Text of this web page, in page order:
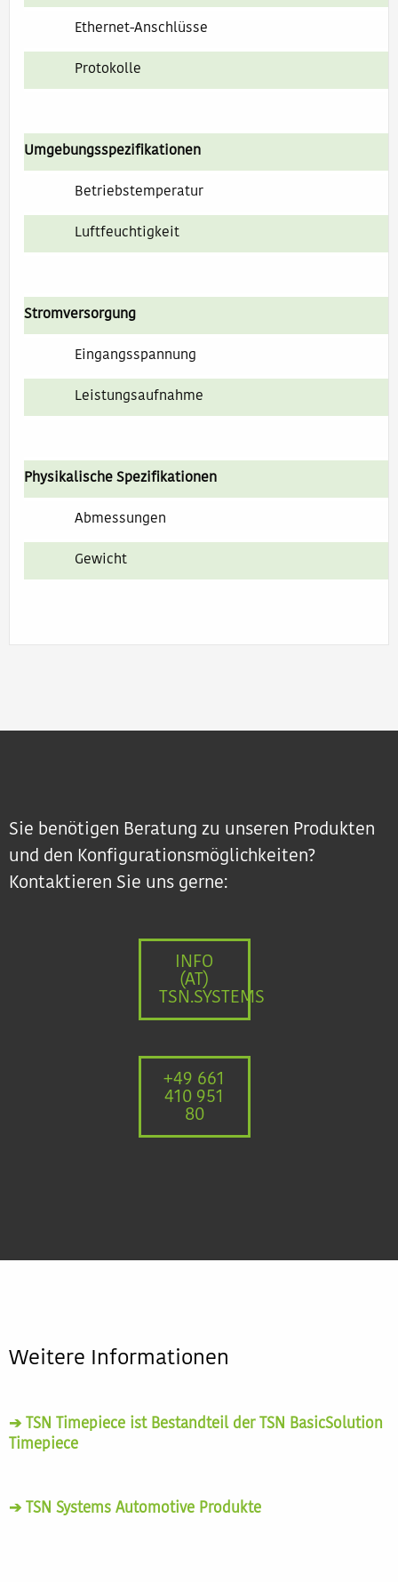
Ethernet-Anschlüsse
Protokolle
Umgebungsspezifikationen
Betriebstemperatur
Luftfeuchtigkeit
Stromversorgung
Eingangsspannung
Leistungsaufnahme
Physikalische Spezifikationen
Abmessungen
Gewicht
Sie benötigen Beratung zu unseren Produkten
und den Konfigurationsmöglichkeiten?
Kontaktieren Sie uns gerne:
INFO
(AT)
TSN.SYSTEMS
+49 661
410 951
80
Weitere Informationen
➔ TSN Timepiece ist Bestandteil der TSN BasicSolution
Timepiece
➔ TSN Systems Automotive Produkte